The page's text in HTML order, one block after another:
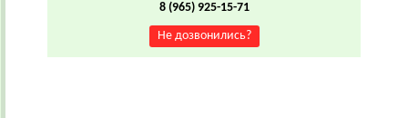
8 (965) 925-15-71
Не дозвонились?